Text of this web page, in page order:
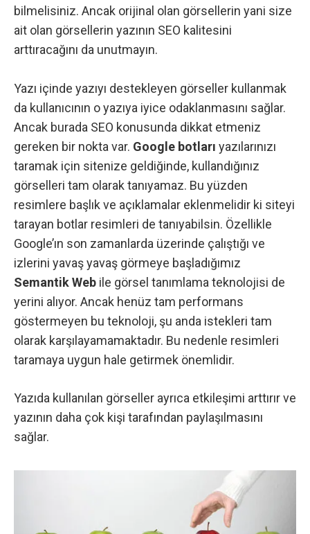
bilmelisiniz. Ancak orijinal olan görsellerin yani size
ait olan görsellerin yazının SEO kalitesini
arttıracağını da unutmayın.
Yazı içinde yazıyı destekleyen görseller kullanmak
da kullanıcının o yazıya iyice odaklanmasını sağlar.
Ancak burada SEO konusunda dikkat etmeniz
gereken bir nokta var. Google botları yazılarınızı
taramak için sitenize geldiğinde, kullandığınız
görselleri tam olarak tanıyamaz. Bu yüzden
resimlere başlık ve açıklamalar eklenmelidir ki siteyi
tarayan botlar resimleri de tanıyabilsin. Özellikle
Google’ın son zamanlarda üzerinde çalıştığı ve
izlerini yavaş yavaş görmeye başladığımız
Semantik Web ile görsel tanımlama teknolojisi de
yerini alıyor. Ancak henüz tam performans
göstermeyen bu teknoloji, şu anda istekleri tam
olarak karşılayamamaktadır. Bu nedenle resimleri
taramaya uygun hale getirmek önemlidir.
Yazıda kullanılan görseller ayrıca etkileşimi arttırır ve
yazının daha çok kişi tarafından paylaşılmasını
sağlar.